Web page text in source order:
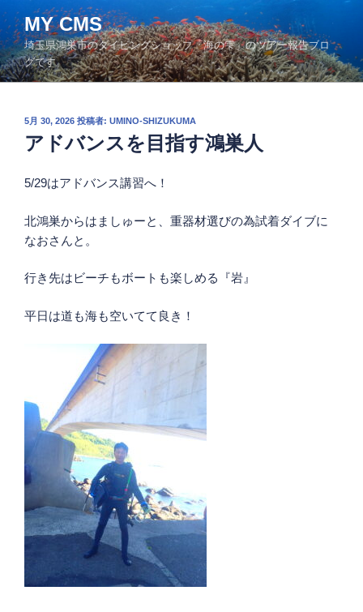
ン
テ
ン
ツ
MY CMS
埼玉県鴻巣市のダイビングショップ「海の雫」のツアー報告ブロ
グです。
投
稿
日:
5月 30, 2026 投稿者: UMINO-SHIZUKUMA
アドバンスを目指す鴻巣人
5/29はアドバンス講習へ！
北鴻巣からはましゅーと、重器材選びの為試着ダイブに
なおさんと。
行き先はビーチもボートも楽しめる『岩』
平日は道も海も空いてて良き！